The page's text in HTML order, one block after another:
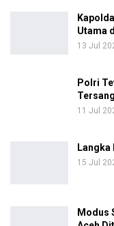
Utama
13 Jul
Polri
11 Jul
Langka
15 Jul
Modus